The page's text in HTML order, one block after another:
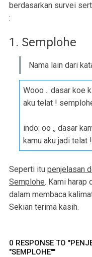
berdasarkan survei
:
1. Semplohe
Nama lain dari
Wooo .. dasar koe
aku telat !
indo: oo ,, dasar
kamu aku jadi telat
Seperti itu penjelasan
Semplohe. Kami harap
dalam membaca
Sekian terima kasih.
0 RESPONSE TO
"SEMPLOHE""